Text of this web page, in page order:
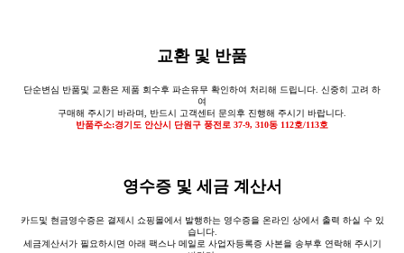
교환 및 반품
단순변심 반품및 교환은 제품 회수후 파손유무 확인하여 처리해 드립니다. 신중히 고려 하
여
구매해 주시기 바라며, 반드시 고객센터 문의후 진행해 주시기 바랍니다.
반품주소:경기도 안산시 단원구 풍전로 37-9, 310동 112호/113호
영수증 및 세금 계산서
카드및 현금영수증은 결제시 쇼핑몰에서 발행하는 영수증을 온라인 상에서 출력 하실 수 있
습니다.
세금계산서가 필요하시면 아래 팩스나 메일로 사업자등록증 사본을 송부후 연락해 주시기